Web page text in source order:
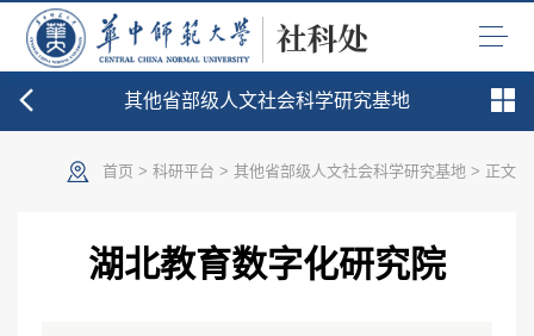
其他省部级人文社会科学研究基地
首页 > 科研平台 > 其他省部级人文社会科学研究基地 > 正文
湖北教育数字化研究院